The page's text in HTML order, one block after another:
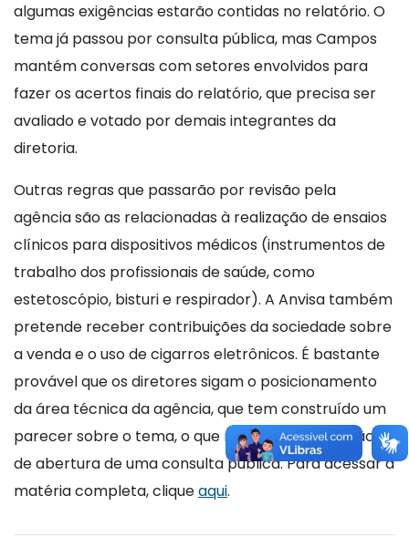
algumas exigências estarão contidas no relatório. O
tema já passou por consulta pública, mas Campos
mantém conversas com setores envolvidos para
fazer os acertos finais do relatório, que precisa ser
avaliado e votado por demais integrantes da
diretoria.
Outras regras que passarão por revisão pela
agência são as relacionadas à realização de ensaios
clínicos para dispositivos médicos (instrumentos de
trabalho dos profissionais de saúde, como
estetoscópio, bisturi e respirador). A Anvisa também
pretende receber contribuições da sociedade sobre
a venda e o uso de cigarros eletrônicos. É bastante
provável que os diretores sigam o posicionamento
da área técnica da agência, que tem construído um
parecer sobre o tema, o que não muda a previsão
de abertura de uma consulta pública. Para acessar a
matéria completa, cliqueaqui.